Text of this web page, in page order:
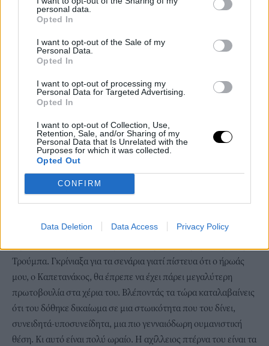
personal data.
Opted In
I want to opt-out of the Sale of my
Personal Data.
Opted In
I want to opt-out of processing my
Personal Data for Targeted Advertising.
Opted In
I want to opt-out of Collection, Use,
Retention, Sale, and/or Sharing of my
Personal Data that Is Unrelated with the
Purposes for which it was collected.
Opted Out
CONFIRM
Data Deletion Data Access Privacy Policy
καλλιτεχνική δίψα που σε προστατεύει, μια κάποια σοβαρή
»Με το που έγινε η πρόταση για το «Πόρτο Λεόνε» πήγα στα
Τρούμπα. Γκρίνιαξα για τα σενάρια γιατί πίστευα ότι ο ήρωάς
μου, ο Καπετανάκος, θα έπρεπε να έχει πάρει μεγαλύτερη
πρωτοβουλία στα χέρια του. Βλέποντάς τα τώρα καταλαβαίνεις
ότι του δόθηκε δικαίωμα σε μια στωικότητα που του δίνει,
συνειδητά-υποσυνείδητα, μια πιο γενναιόδωρη ουμανιστική
θέση. Κι αυτό είναι πολύ ωραίο. Η αχίλλειος πτέρνα του είναι τα